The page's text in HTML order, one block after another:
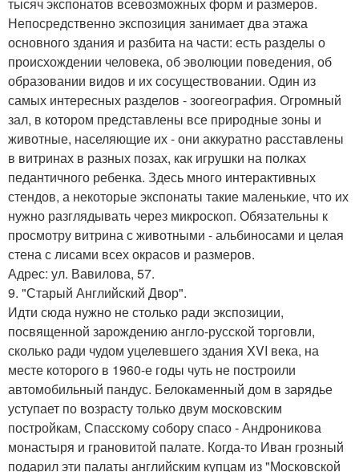
тысяч экспонатов всевозможных форм и размеров.
Непосредственно экспозиция занимает два этажа
основного здания и разбита на части: есть разделы о
происхождении человека, об эволюции поведения, об
образовании видов и их сосуществовании. Один из
самых интересных разделов - зоогеография. Огромный
зал, в котором представлены все природные зоны и
животные, населяющие их - они аккуратно расставлены
в витринах в разных позах, как игрушки на полках
педантичного ребенка. Здесь много интерактивных
стендов, а некоторые экспонаты такие маленькие, что их
нужно разглядывать через микроскоп. Обязательны к
просмотру витрина с животными - альбиносами и целая
стена с лисами всех окрасов и размеров.
Адрес: ул. Вавилова, 57.
9. "Старый Английский Двор".
Идти сюда нужно не столько ради экспозиции,
посвященной зарождению англо-русской торговли,
сколько ради чудом уцелевшего здания XVI века, на
месте которого в 1960-е годы чуть не построили
автомобильный пандус. Белокаменный дом в зарядье
уступает по возрасту только двум московским
постройкам, Спасскому собору спасо - Андроникова
монастыря и грановитой палате. Когда-то Иван грозный
подарил эти палаты английским купцам из "Московской